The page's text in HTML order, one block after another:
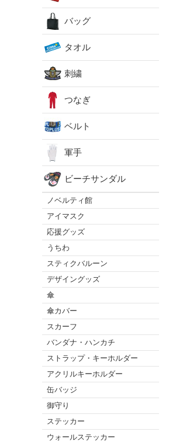
バッグ
タオル
刺繍
つなぎ
ベルト
軍手
ビーチサンダル
ノベルティ館
アイマスク
応援グッズ
うちわ
スティクバルーン
デザイングッズ
傘
傘カバー
スカーフ
バンダナ・ハンカチ
ストラップ・キーホルダー
アクリルキーホルダー
缶バッジ
御守り
ステッカー
ウォールステッカー